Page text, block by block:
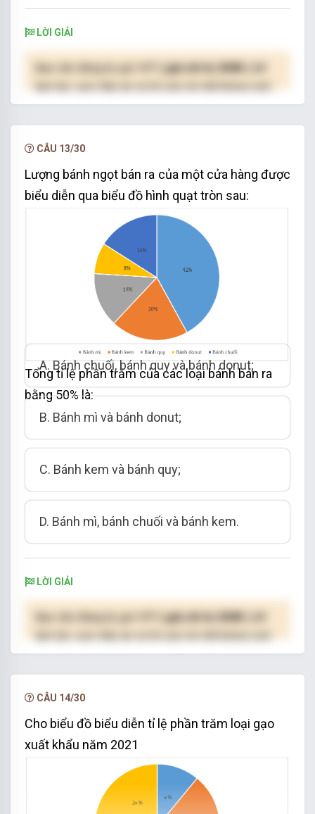
LỜI GIẢI
( giá chỉ từ 250K )
hạn.
CÂU 13/30
Lượng bánh ngọt bán ra của một cửa hàng được
biểu diễn qua biểu đồ hình quạt tròn sau:
Tổng tỉ lệ phần trăm của các loại bánh bán ra
bằng 50% là:
A.Bánh chuối, bánh quy và bánh donut;
B. Bánh mì và bánh donut;
C. Bánh kem và bánh quy;
D. Bánh mì, bánh chuối và bánh kem.
LỜI GIẢI
( giá chỉ từ 250K )
hạn.
CÂU 14/30
Cho biểu đồ biểu diễn tỉ lệ phần trăm loại gạo
xuất khẩu năm 2021